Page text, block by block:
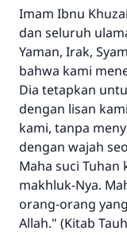
Imam Ibnu
dan seluruh
Yaman, Irak,
bahwa kami
Dia tetapkan
dengan lisan
kami, tanpa
dengan wajah
Maha suci
makhluk-Nya.
orang-orang
Allah." (Kitab